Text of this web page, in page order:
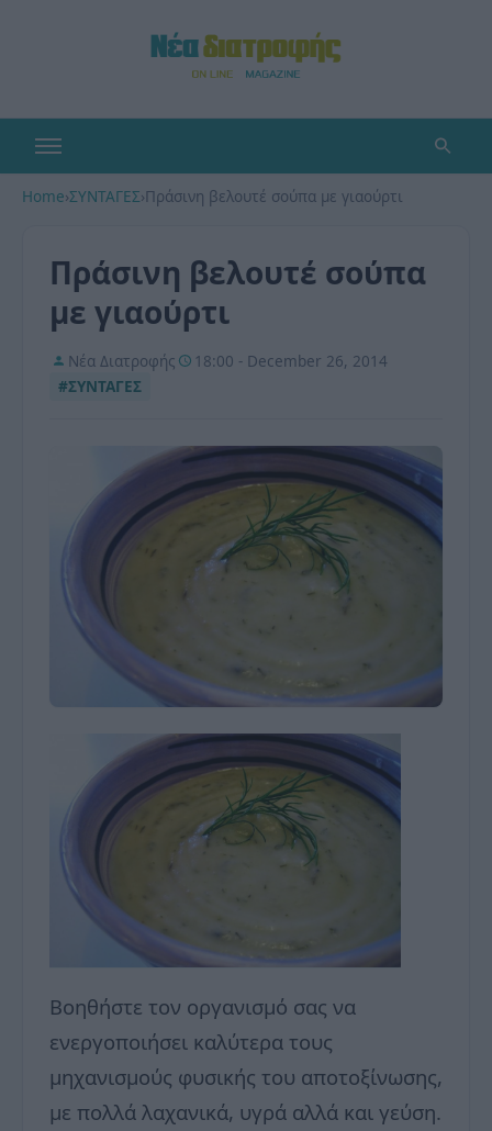
Home›ΣΥΝΤΑΓΕΣ›Πράσινη βελουτέ σούπα με γιαούρτι
Πράσινη βελουτέ σούπα
με γιαούρτι
Νέα Διατροφής
18:00 - December 26, 2014
#ΣΥΝΤΑΓΕΣ
Βοηθήστε τον οργανισμό σας να
ενεργοποιήσει καλύτερα τους
μηχανισμούς φυσικής του αποτοξίνωσης,
με πολλά λαχανικά, υγρά αλλά και γεύση.